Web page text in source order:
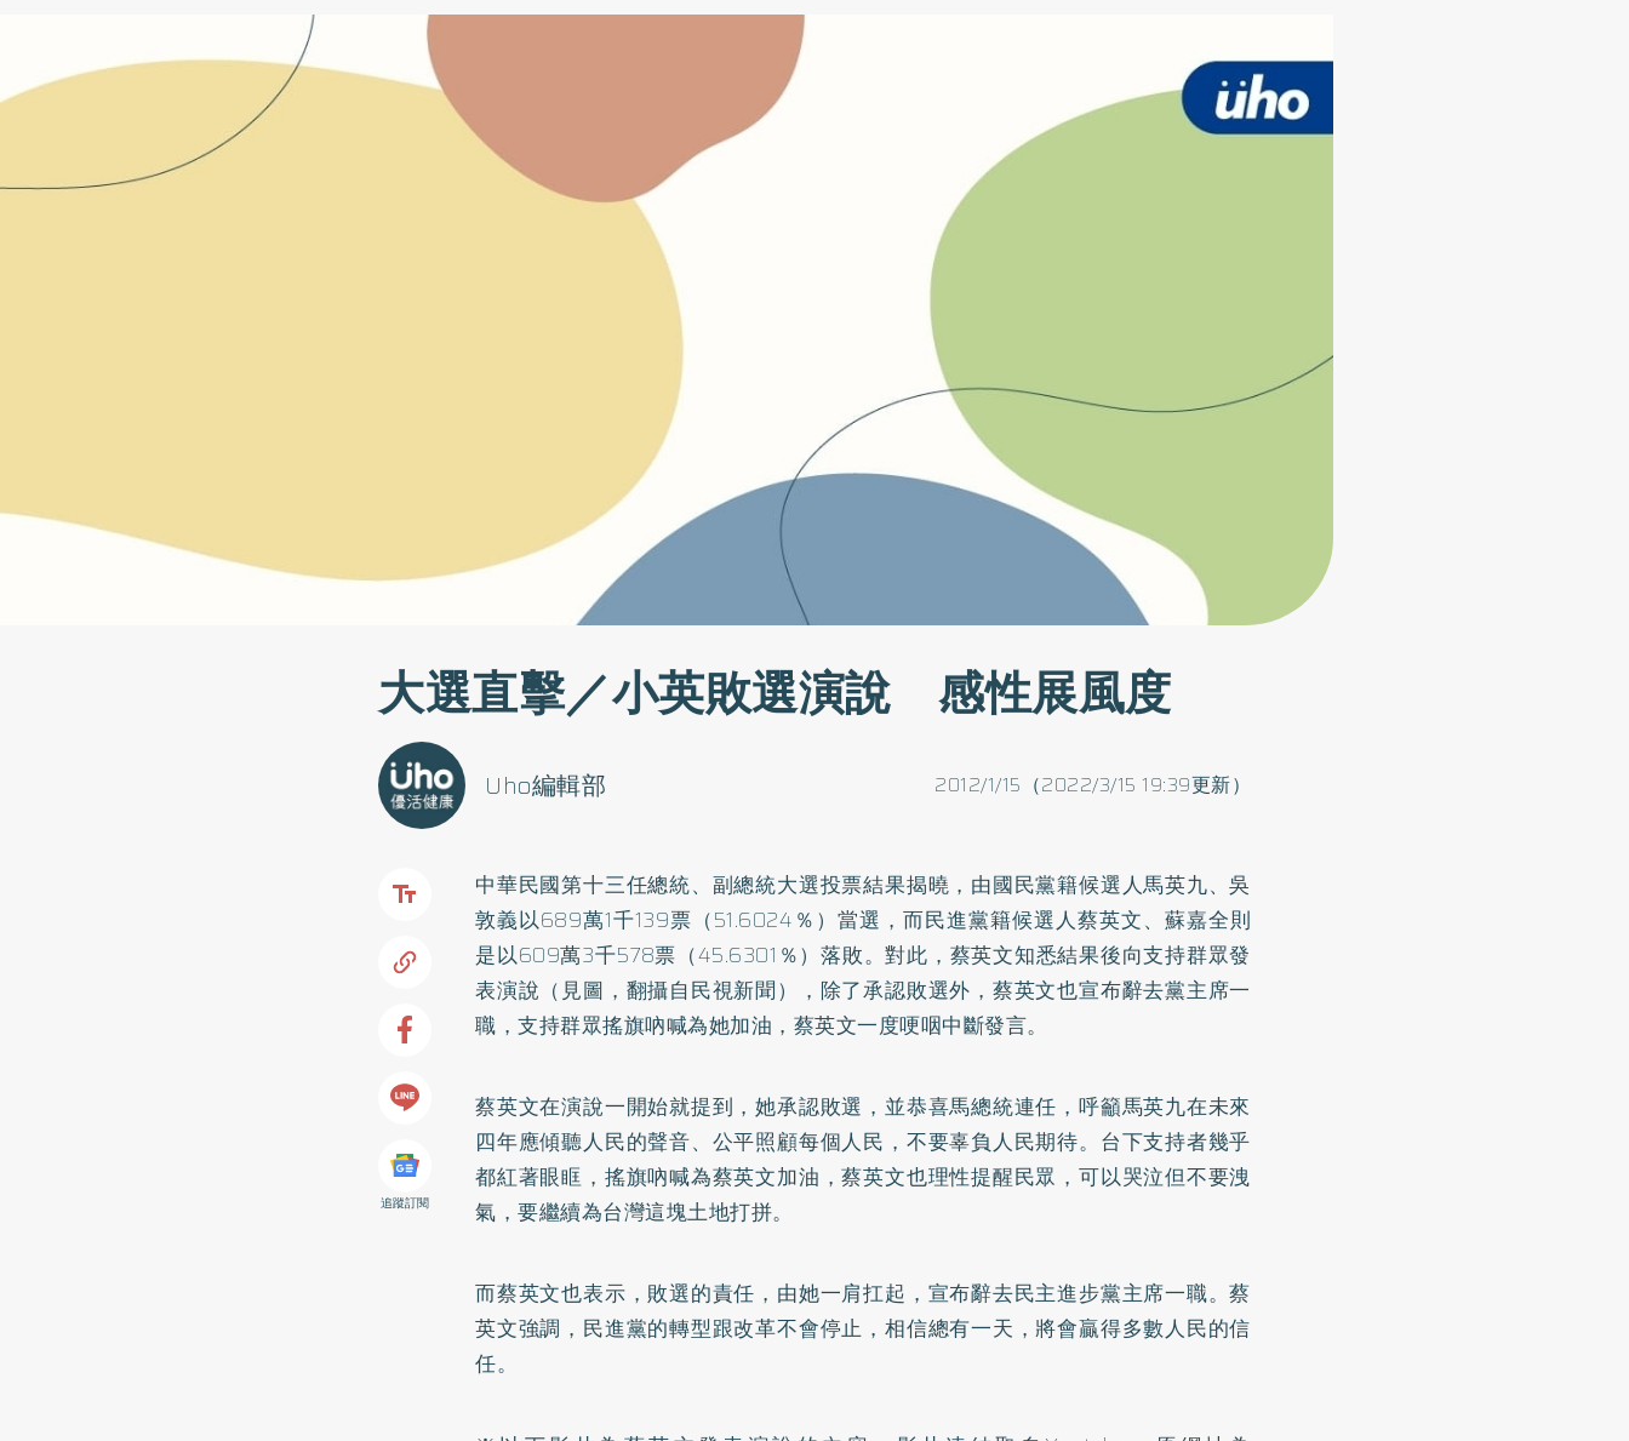
大選直擊／小英敗選演說 感性展風度
2012/1/15（2022/3/15 19:39更新）
Uho編輯部
追蹤訂閱
中華民國第十三任總統、副總統大選投票結果揭曉，由國民黨籍候選人馬英九、吳
敦義以689萬1千139票（51.6024％）當選，而民進黨籍候選人蔡英文、蘇嘉全則
是以609萬3千578票（45.6301％）落敗。對此，蔡英文知悉結果後向支持群眾發
表演說（見圖，翻攝自民視新聞），除了承認敗選外，蔡英文也宣布辭去黨主席一
職，支持群眾搖旗吶喊為她加油，蔡英文一度哽咽中斷發言。
蔡英文在演說一開始就提到，她承認敗選，並恭喜馬總統連任，呼籲馬英九在未來
四年應傾聽人民的聲音、公平照顧每個人民，不要辜負人民期待。台下支持者幾乎
都紅著眼眶，搖旗吶喊為蔡英文加油，蔡英文也理性提醒民眾，可以哭泣但不要洩
氣，要繼續為台灣這塊土地打拼。
而蔡英文也表示，敗選的責任，由她一肩扛起，宣布辭去民主進步黨主席一職。蔡
英文強調，民進黨的轉型跟改革不會停止，相信總有一天，將會贏得多數人民的信
任。